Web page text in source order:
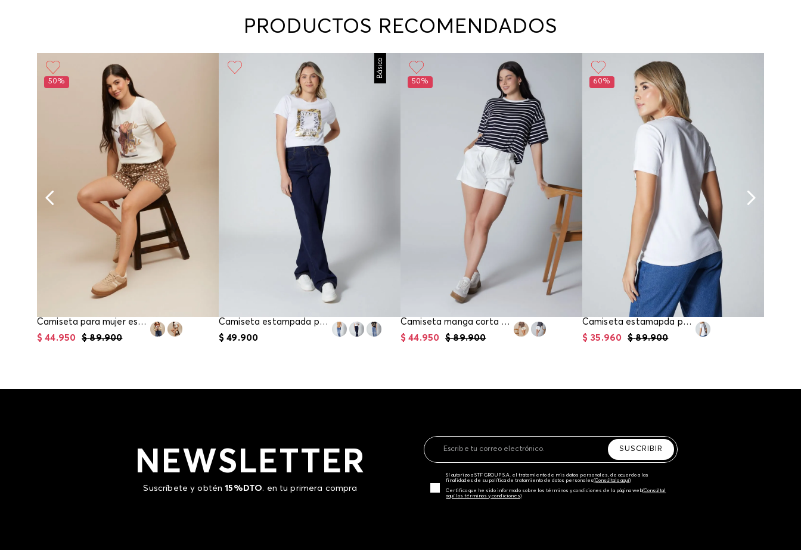
programará la recogida del producto en la dirección
PRODUCTOS RECOMENDADOS
50%
Camiseta para mujer estampada
$ 89.900
$ 44.950
Básico
Camiseta estampada para mujer de precio gancho
$ 49.900
50%
Camiseta manga corta boxy para mujer
$ 89.900
$ 44.950
60%
Camiseta estamapda para mujer
$ 89.900
$ 35.960
NEWSLETTER
Suscríbete y obtén15%DTO. en tu primera compra
SUSCRIBIR
Sí autorizo a STF GROUP S.A. el tratamiento de mis datos personales, de acuerdo a las
finalidades de su política de tratamiento de datos personales‎(Consúltala aquí)
Certifico que he sido informado sobre los términos y condiciones de la página web‎(Consúltal
aquí los términos y condiciones)